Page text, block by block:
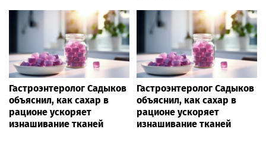
Гастроэнтеролог Садыков
объяснил, как сахар в
рационе ускоряет
изнашивание тканей
Гастроэнтеролог Садыков
объяснил, как сахар в
рационе ускоряет
изнашивание тканей